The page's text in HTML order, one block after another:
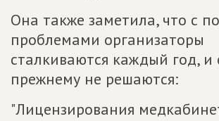
Она также заметила, что с
проблемами организаторы
сталкиваются каждый год, и
прежнему не решаются:
"Лицензирования